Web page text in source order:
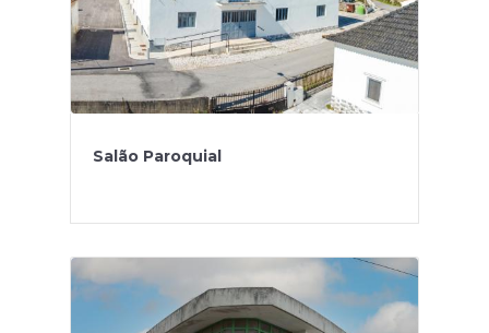
Salão Paroquial